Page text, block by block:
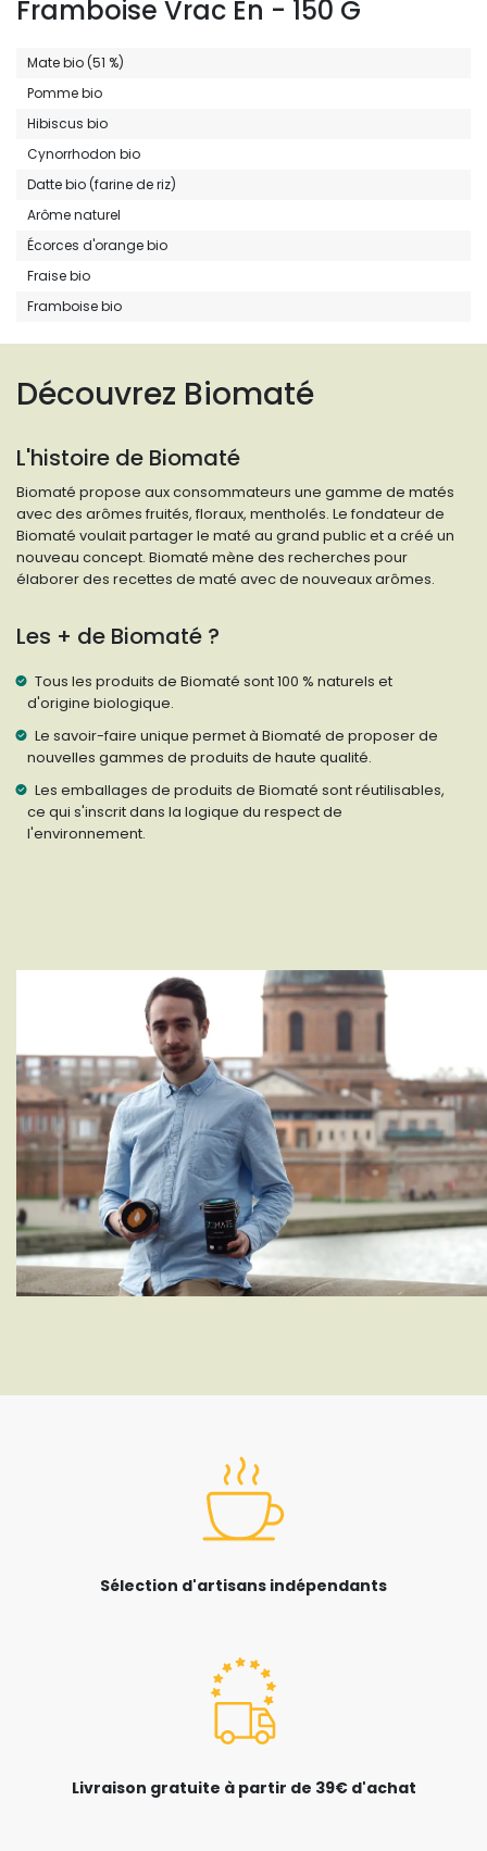
Framboise Vrac En - 150 G
Mate bio (51 %)
Pomme bio
Hibiscus bio
Cynorrhodon bio
Datte bio (farine de riz)
Arôme naturel
Écorces d'orange bio
Fraise bio
Framboise bio
Découvrez Biomaté
L'histoire de Biomaté
Biomaté propose aux consommateurs une gamme de matés
avec des arômes fruités, floraux, mentholés. Le fondateur de
Biomaté voulait partager le maté au grand public et a créé un
nouveau concept. Biomaté mène des recherches pour
élaborer des recettes de maté avec de nouveaux arômes.
Les + de Biomaté ?
Tous les produits de Biomaté sont 100 % naturels et
d'origine biologique.
Le savoir-faire unique permet à Biomaté de proposer de
nouvelles gammes de produits de haute qualité.
Les emballages de produits de Biomaté sont réutilisables,
ce qui s'inscrit dans la logique du respect de
l'environnement.
Sélection d'artisans indépendants
Livraison gratuite à partir de 39€ d'achat